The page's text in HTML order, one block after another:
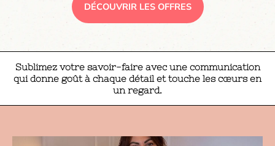
DÉCOUVRIR LES OFFRES
Sublimez votre savoir-faire avec une communication
qui donne goût à chaque détail et touche les cœurs en
un regard.